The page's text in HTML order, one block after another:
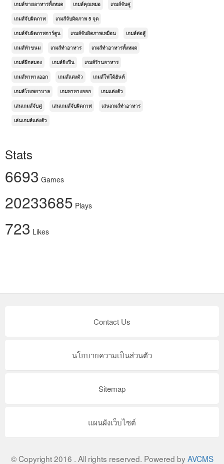
เกมส์ขายอาหารทั้งหมด เกมส์คุณหมอ เกมส์จับคู่
เกมส์จับผิดภาพ เกมส์จับผิดภาพ 5 จุด
เกมส์จับผิดภาพการ์ตูน เกมส์จับผิดภาพเหมือน เกมส์ต่อสู้
เกมส์ทำขนม เกมส์ทำอาหาร เกมส์ทำอาหารทั้งหมด
เกมส์ฝึกสมอง เกมส์ยิงปืน เกมส์ร้านอาหาร
เกมส์หาทางออก เกมส์แต่งตัว เกมส์โฟโต้ฮันท์
เกมส์โรงพยาบาล เกมหาทางออก เกมแต่งตัว
เล่นเกมส์จับคู่ เล่นเกมส์จับผิดภาพ เล่นเกมส์ทำอาหาร
เล่นเกมส์แต่งตัว
Stats
6693 Games
20233685 Plays
723 Likes
Contact Us
นโยบายความเป็นส่วนตัว
Sitemap
แผนผังเว็บไซต์
© Copyright 2016 . All rights reserved. Powered by AVCMS